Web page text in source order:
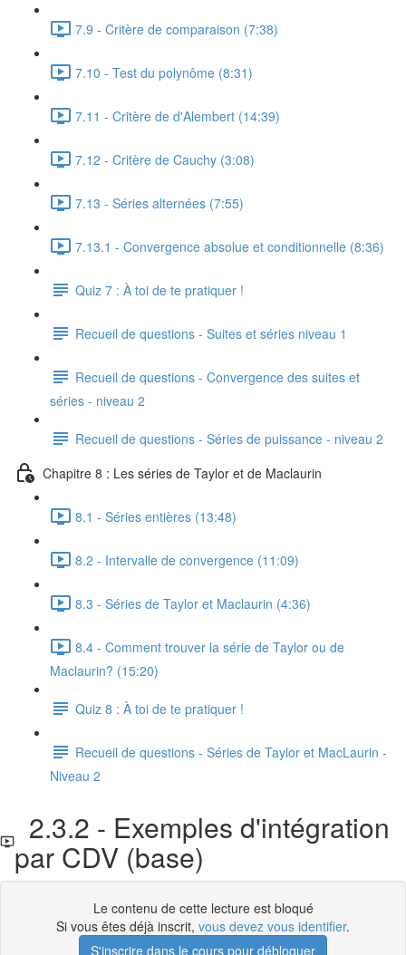
7.9 - Critère de comparaison (7:38)
7.10 - Test du polynôme (8:31)
7.11 - Critère de d'Alembert (14:39)
7.12 - Critère de Cauchy (3:08)
7.13 - Séries alternées (7:55)
7.13.1 - Convergence absolue et conditionnelle (8:36)
Quiz 7 : À toi de te pratiquer !
Recueil de questions - Suites et séries niveau 1
Recueil de questions - Convergence des suites et
séries - niveau 2
Recueil de questions - Séries de puissance - niveau 2
Chapitre 8 : Les séries de Taylor et de Maclaurin
8.1 - Séries entières (13:48)
8.2 - Intervalle de convergence (11:09)
8.3 - Séries de Taylor et Maclaurin (4:36)
8.4 - Comment trouver la série de Taylor ou de
Maclaurin? (15:20)
Quiz 8 : À toi de te pratiquer !
Recueil de questions - Séries de Taylor et MacLaurin -
Niveau 2
2.3.2 - Exemples d'intégration
par CDV (base)
Le contenu de cette lecture est bloqué
Si vous êtes déjà inscrit, vous devez vous identifier.
S'inscrire dans le cours pour débloquer